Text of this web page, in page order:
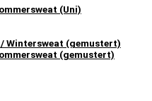
(Uni)
Wintersweat (gemustert)
(gemustert)